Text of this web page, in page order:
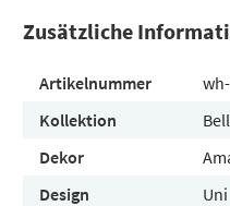
Zusätzliche
Artikelnummer
Kollektion
Dekor
Design
Uni